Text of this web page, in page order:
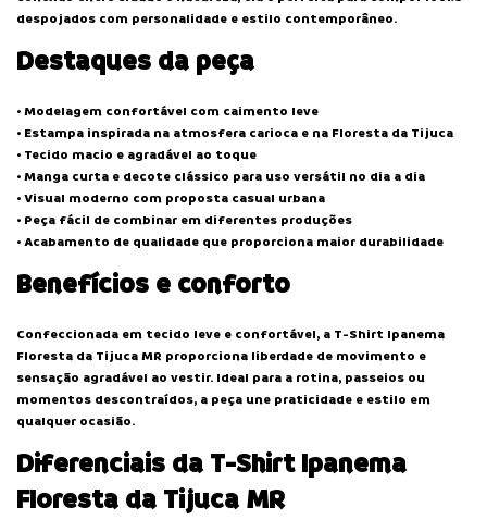
despojados com personalidade e estilo contemporâneo.
Destaques da peça
• Modelagem confortável com caimento leve
• Estampa inspirada na atmosfera carioca e na Floresta da Tijuca
• Tecido macio e agradável ao toque
• Manga curta e decote clássico para uso versátil no dia a dia
• Visual moderno com proposta casual urbana
• Peça fácil de combinar em diferentes produções
• Acabamento de qualidade que proporciona maior durabilidade
Benefícios e conforto
Confeccionada em tecido leve e confortável, a T-Shirt Ipanema
Floresta da Tijuca MR proporciona liberdade de movimento e
sensação agradável ao vestir. Ideal para a rotina, passeios ou
momentos descontraídos, a peça une praticidade e estilo em
qualquer ocasião.
Diferenciais da T-Shirt Ipanema
Floresta da Tijuca MR